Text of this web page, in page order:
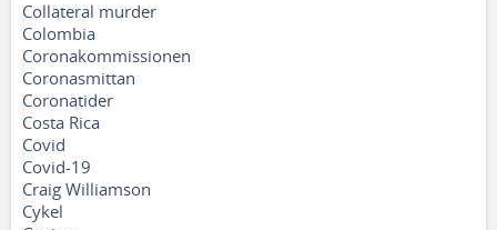
Collateral murder
Colombia
Coronakommissionen
Coronasmittan
Coronatider
Costa Rica
Covid
Covid-19
Craig Williamson
Cykel